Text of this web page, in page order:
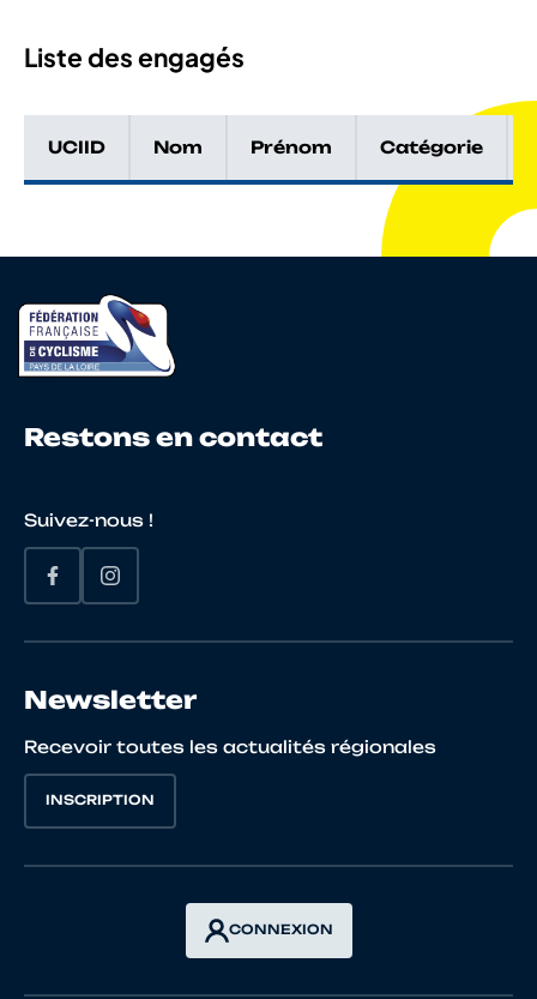
Liste des engagés
UCIID Nom Prénom Catégorie
Restons en contact
Suivez-nous !
Newsletter
Recevoir toutes les actualités régionales
INSCRIPTION
CONNEXION